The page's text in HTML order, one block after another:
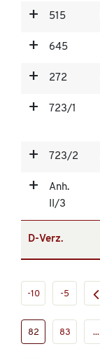
515
645
272
723/1
723/2
Anh.
II/3
D-Verz.
-10 -5
82 83 ...